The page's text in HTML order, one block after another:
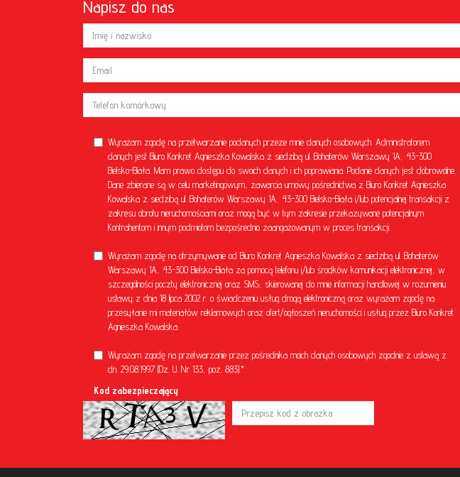
Napisz do nas
Wyrażam zgodę na przetwarzanie podanych przeze mnie danych osobowych. Administratorem
danych jest Biuro Konkret Agnieszka Kowalska z siedzibą ul. Bohaterów Warszawy 1A, 43-300
Bielsko-Biała. Mam prawo dostępu do swoich danych i ich poprawiania. Podanie danych jest dobrowolne.
Dane zbierane są w celu marketingowym, zawarcia umowy pośrednictwa z Biuro Konkret Agnieszka
Kowalska z siedzibą ul. Bohaterów Warszawy 1A, 43-300 Bielsko-Biała i/lub potencjalnej transakcji z
zakresu obrotu nieruchomościami oraz mogą być w tym zakresie przekazywane potencjalnym
Kontrahentom i innym podmiotom bezpośrednio zaangażowanym w proces transakcji.
Wyrażam zgodę na otrzymywanie od Biuro Konkret Agnieszka Kowalska z siedzibą ul. Bohaterów
Warszawy 1A, 43-300 Bielsko-Biała za pomocą telefonu i/lub środków komunikacji elektronicznej, w
szczególności poczty elektronicznej oraz SMS, skierowanej do mnie informacji handlowej w rozumieniu
ustawy z dnia 18 lipca 2002 r. o świadczeniu usług drogą elektroniczną oraz wyrażam zgodę na
przesyłanie mi materiałów reklamowych oraz ofert/ogłoszeń nieruchomości i usług przez Biuro Konkret
Agnieszka Kowalska
Wyrażam zgodę na przetwarzanie przez pośrednika moich danych osobowych zgodnie z ustawą z
dn. 29.08.1997 (Dz. U. Nr 133, poz. 883).*
Kod zabezpieczający